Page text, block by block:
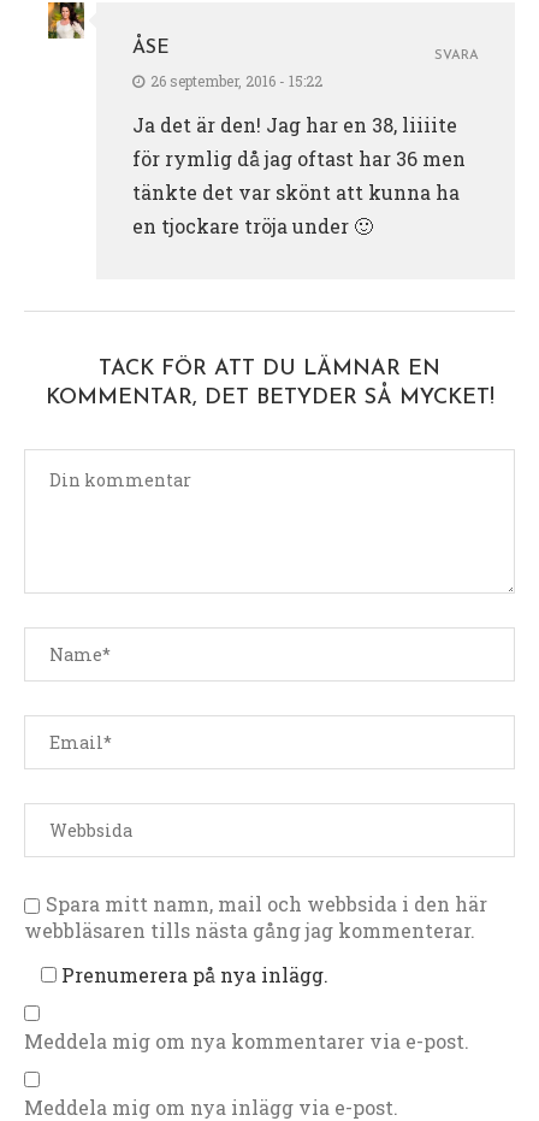
ÅSE
26 september, 2016 - 15:22
Ja det är den! Jag har en 38, liiiite
för rymlig då jag oftast har 36 men
tänkte det var skönt att kunna ha
en tjockare tröja under 🙂
SVARA
TACK FÖR ATT DU LÄMNAR EN
KOMMENTAR, DET BETYDER SÅ MYCKET!
Spara mitt namn, mail och webbsida i den här
webbläsaren tills nästa gång jag kommenterar.
Prenumerera på nya inlägg.
Meddela mig om nya kommentarer via e-post.
Meddela mig om nya inlägg via e-post.